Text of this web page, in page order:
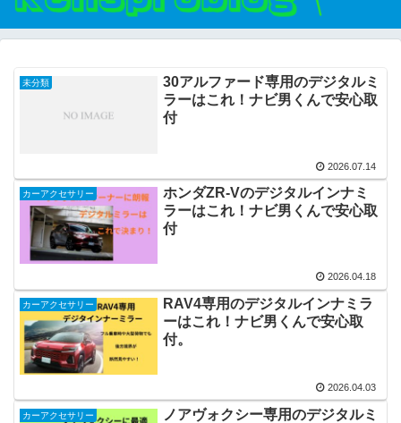
未分類
30アルファード専用のデジタルミ
ラーはこれ！ナビ男くんで安心取
付
2026.07.14
カーアクセサリー
ホンダZR-Vのデジタルインナミ
ラーはこれ！ナビ男くんで安心取
付
2026.04.18
カーアクセサリー
RAV4専用のデジタルインナミラ
ーはこれ！ナビ男くんで安心取
付。
2026.04.03
カーアクセサリー
ノアヴォクシー専用のデジタルミ